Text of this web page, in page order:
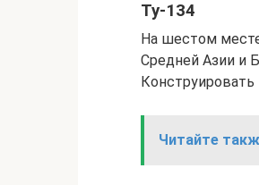
Ту-134
На шестом
Средней Азии и
Конструировать
Читайте